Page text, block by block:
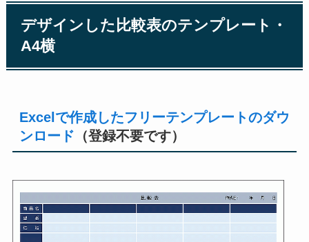
デザインした比較表のテンプレート・
A4横
Excelで作成したフリーテンプレートのダウ
ンロード （登録不要です）